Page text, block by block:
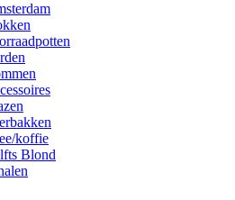
koffie
Blond